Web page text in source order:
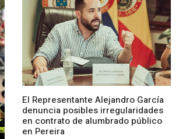
El Representante Alejandro García
denuncia posibles irregularidades
en contrato de alumbrado público
en Pereira